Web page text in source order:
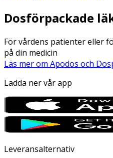
Dosförpackade
För vårdens patienter eller
på din medicin
Läs mer om Apodos och
Ladda ner vår app
Leveransalternativ